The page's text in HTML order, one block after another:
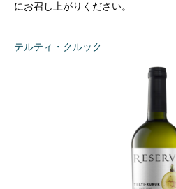
にお召し上がりください。
テルティ・クルック